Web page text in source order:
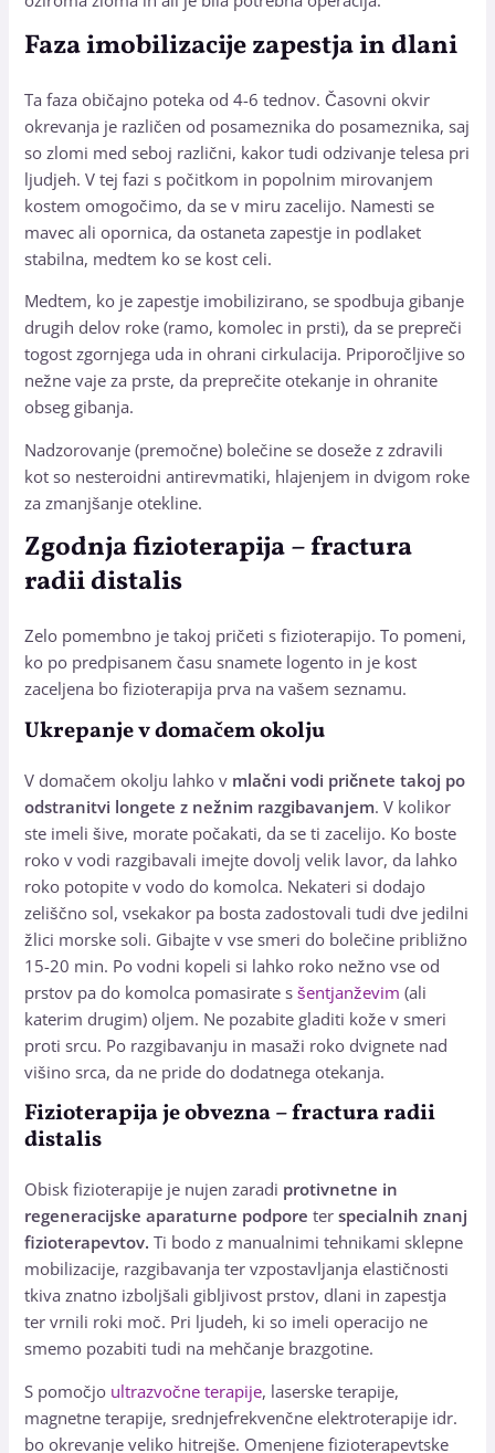
Faza imobilizacije zapestja in dlani
Ta faza običajno poteka od 4-6 tednov. Časovni okvir
okrevanja je različen od posameznika do posameznika, saj
so zlomi med seboj različni, kakor tudi odzivanje telesa pri
ljudjeh. V tej fazi s počitkom in popolnim mirovanjem
kostem omogočimo, da se v miru zacelijo. Namesti se
mavec ali opornica, da ostaneta zapestje in podlaket
stabilna, medtem ko se kost celi.
Medtem, ko je zapestje imobilizirano, se spodbuja gibanje
drugih delov roke (ramo, komolec in prsti), da se prepreči
togost zgornjega uda in ohrani cirkulacija. Priporočljive so
nežne vaje za prste, da preprečite otekanje in ohranite
obseg gibanja.
Nadzorovanje (premočne) bolečine se doseže z zdravili
kot so nesteroidni antirevmatiki, hlajenjem in dvigom roke
za zmanjšanje otekline.
Zgodnja fizioterapija – fractura
radii distalis
Zelo pomembno je takoj pričeti s fizioterapijo. To pomeni,
ko po predpisanem času snamete logento in je kost
zaceljena bo fizioterapija prva na vašem seznamu.
Ukrepanje v domačem okolju
V domačem okolju lahko v mlačni vodi pričnete takoj po
odstranitvi longete z nežnim razgibavanjem. V kolikor
ste imeli šive, morate počakati, da se ti zacelijo. Ko boste
roko v vodi razgibavali imejte dovolj velik lavor, da lahko
roko potopite v vodo do komolca. Nekateri si dodajo
zeliščno sol, vsekakor pa bosta zadostovali tudi dve jedilni
žlici morske soli. Gibajte v vse smeri do bolečine približno
15-20 min. Po vodni kopeli si lahko roko nežno vse od
prstov pa do komolca pomasirate sšentjanževim (ali
katerim drugim) oljem. Ne pozabite gladiti kože v smeri
proti srcu. Po razgibavanju in masaži roko dvignete nad
višino srca, da ne pride do dodatnega otekanja.
Fizioterapija je obvezna – fractura radii
distalis
Obisk fizioterapije je nujen zaradi protivnetne in
regeneracijske aparaturne podporeterspecialnih znanj
fizioterapevtov. Ti bodo z manualnimi tehnikami sklepne
mobilizacije, razgibavanja ter vzpostavljanja elastičnosti
tkiva znatno izboljšali gibljivost prstov, dlani in zapestja
ter vrnili roki moč. Pri ljudeh, ki so imeli operacijo ne
smemo pozabiti tudi na mehčanje brazgotine.
S pomočjo ultrazvočne terapije, laserske terapije,
magnetne terapije, srednjefrekvenčne elektroterapije idr.
bo okrevanje veliko hitrejše. Omenjene fizioterapevtske